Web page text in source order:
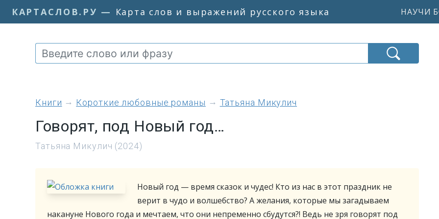
КАРТАСЛОВ.РУ — Карта слов и выражений русского языка НАУЧИ
книги Короткие любовные романы Татьяна Микулич
Говорят, под Новый год…
Татьяна Микулич (2024)
Новый год — время сказок и чудес! Кто из нас в этот праздник не
верит в чудо и волшебство? А желания, которые мы загадываем
накануне Нового года и мечтаем, что они непременно сбудутся?! Ведь не зря говорят под